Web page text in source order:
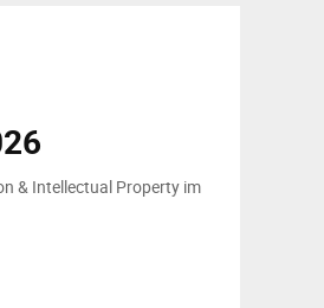
& Intellectual Property im